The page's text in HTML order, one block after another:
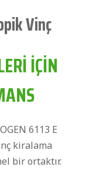
Vinç
İÇİN
6113 E
kiralama
bir ortaktır.